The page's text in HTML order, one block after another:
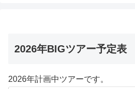
2026年BIGツアー予定表
2026年計画中ツアーです。